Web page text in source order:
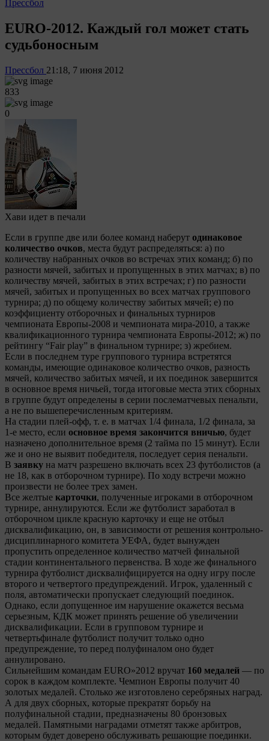
Прессбол
EURO-2012. Каждый гол может стать
судьбоносным
Прессбол 21:18, 7 июня 2012
833
0
Хави идет в печали
Если в группе две или более команд наберут одинаковое
количество очков, места будут распределяться: а) по
количеству набранных очков во встречах этих команд; б) по
разности мячей, забитых и пропущенных в этих матчах; в) по
количеству мячей, забитых в этих встречах; г) по разности
мячей, забитых и пропущенных во всех матчах группового
турнира; д) по общему количеству забитых мячей; е) по
коэффициенту отборочных и финальных турниров
чемпионата Европы-2008 и чемпионата мира-2010, а также
квалификационного турнира чемпионата Европы-2012; ж) по
рейтингу “Fair play” в финальном турнире; з) жребием.
Если в последнем туре группового турнира встретятся
команды, имеющие одинаковое количество очков, разность
мячей, количество забитых мячей, и их поединок завершится
в основное время ничьей, тогда итоговые места этих сборных
в группе будут определены в серии послематчевых пенальти,
а не по вышеперечисленным критериям.
На стадии плей-офф, т. е. в матчах 1/4 финала, 1/2 финала, за
1-е место, если основное время закончится вничью, будет
назначено дополнительное время (2 тайма по 15 минут). Если
же и оно не выявит победителя, последует серия пенальти.
В заявку на матч разрешено включать всех 23 футболистов (а
не 18, как в отборочном турнире). По ходу встречи можно
произвести не более трех замен.
Все желтые карточки, полученные игроками в отборочном
турнире, аннулируются. Если же футболист заработал в
отборочном цикле красную карточку и еще не отбыл
дисквалификацию, он, в зависимости от решения контрольно-
дисциплинарного комитета УЕФА, будет вынужден
пропустить определенное количество матчей финальной
стадии континентального первенства. В ходе же финального
турнира футболист дисквалифицируется на одну игру после
второго и четвертого предупреждений. Игрок, удаленный с
поля, автоматически пропускает следующий поединок.
Однако, если допущенное им нарушение окажется весьма
серьезным, КДК может принять решение об увеличении
дисквалификации. Если в групповом турнире и
четвертьфинале футболист получит только одно
предупреждение, то перед полуфиналом оно будет
аннулировано.
Сильнейшим командам EURO»2012 вручат 160 медалей — по
сорок в каждом комплекте. Чемпион Европы получит 40
золотых медалей. Столько же изготовлено серебряных наград.
А для двух сборных, которые прекратят борьбу на
полуфинальной стадии, предназначены 80 бронзовых
медалей. Памятными наградами отметят также арбитров,
которым будет доверено обслуживать решающие поединки.